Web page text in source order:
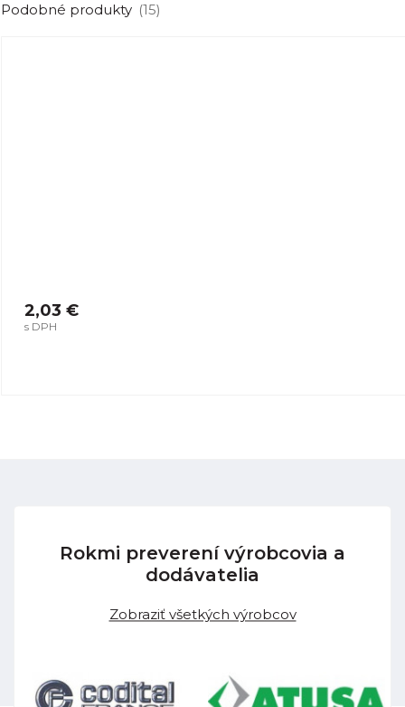
Podobné produkty (15)
2,03 €
s DPH
Rokmi preverení výrobcovia a
dodávatelia
Zobraziť všetkých výrobcov